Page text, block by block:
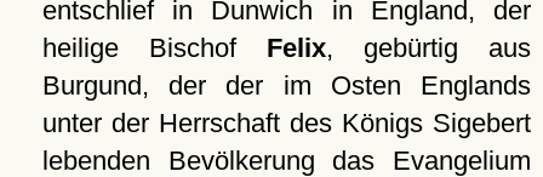
entschlief in Dunwich in England, der
heilige Bischof Felix, gebürtig aus
Burgund, der der im Osten Englands
unter der Herrschaft des Königs Sigebert
lebenden Bevölkerung das Evangelium